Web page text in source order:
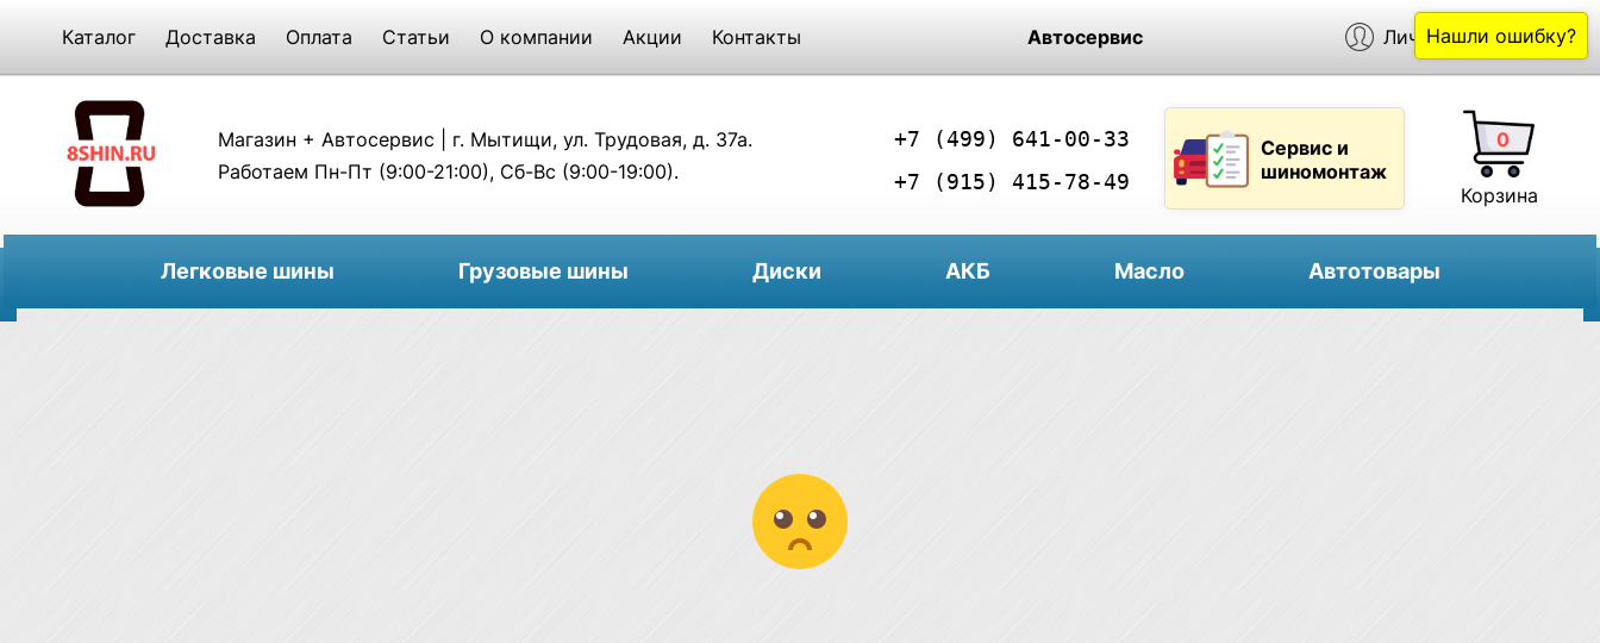
Каталог Доставка Оплата Статьи О компании Акции Контакты Автосервис Личный кабинет
Магазин + Автосервис | г. Мытищи, ул. Трудовая, д. 37а.
Работаем Пн-Пт (9:00-21:00), Сб-Вс (9:00-19:00).
+7 (499) 641-00-33
+7 (915) 415-78-49
Сервис и
шиномонтаж
0
Корзина
Легковые шины Грузовые шины Диски АКБ Масло Автотовары
Нашли ошибку?